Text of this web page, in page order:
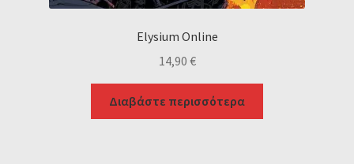
Elysium Online
14,90 €
Διαβάστε περισσότερα